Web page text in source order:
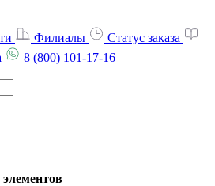
Филиалы
Статус заказа
8 (800) 101-17-16